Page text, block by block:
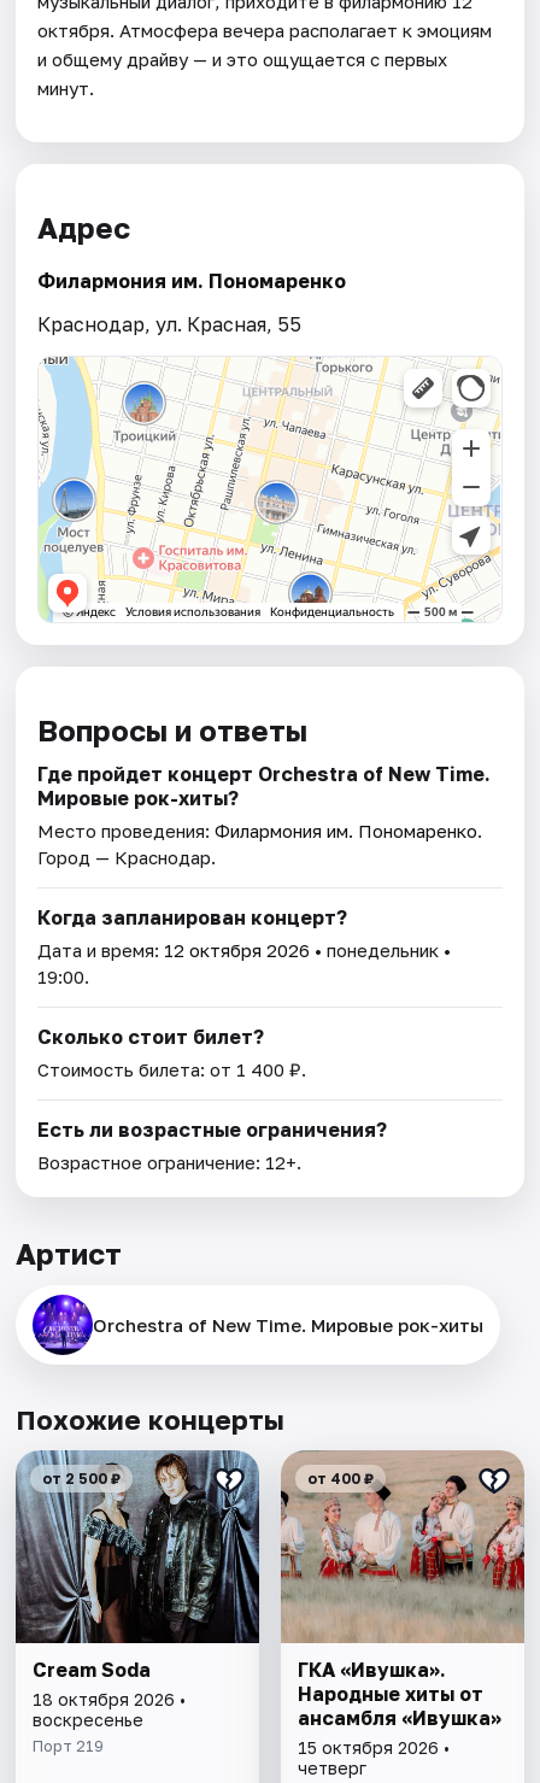
октября. Атмосфера вечера располагает к эмоциям
и общему драйву — и это ощущается с первых
минут.
Адрес
Филармония им. Пономаренко
Краснодар, ул. Красная, 55
Вопросы и ответы
Где пройдет концерт Orchestra of New Time.
Мировые рок-хиты?
Место проведения:Филармония им. Пономаренко.
Город — Краснодар.
Когда запланирован концерт?
Дата и время: 12 октября 2026 • понедельник •
19:00.
Сколько стоит билет?
Стоимость билета: от 1 400 ₽.
Есть ли возрастные ограничения?
Возрастное ограничение: 12+.
Артист
Orchestra of New Time. Мировые рок-хиты
Похожие концерты
от 2 500 ₽
Cream Soda
18 октября 2026 •
воскресенье
Порт 219
от 400 ₽
ГКА «Ивушка».
Народные хиты от
ансамбля «Ивушка»
15 октября 2026 •
четверг